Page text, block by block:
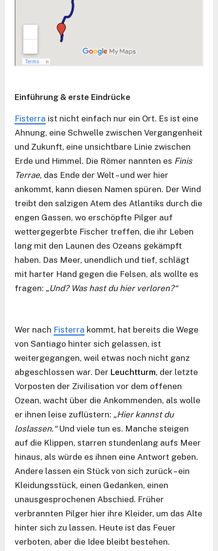
Einführung & erste Eindrücke
Fisterra ist nicht einfach nur ein Ort. Es ist eine
Ahnung, eine Schwelle zwischen Vergangenheit
und Zukunft, eine unsichtbare Linie zwischen
Erde und Himmel. Die Römer nannten es Finis
Terrae, das Ende der Welt – und wer hier
ankommt, kann diesen Namen spüren. Der Wind
treibt den salzigen Atem des Atlantiks durch die
engen Gassen, wo erschöpfte Pilger auf
wettergegerbte Fischer treffen, die ihr Leben
lang mit den Launen des Ozeans gekämpft
haben. Das Meer, unendlich und tief, schlägt
mit harter Hand gegen die Felsen, als wollte es
fragen: „Und? Was hast du hier verloren?“
Wer nach Fisterra kommt, hat bereits die Wege
von Santiago hinter sich gelassen, ist
weitergegangen, weil etwas noch nicht ganz
abgeschlossen war. Der Leuchtturm, der letzte
Vorposten der Zivilisation vor dem offenen
Ozean, wacht über die Ankommenden, als wolle
er ihnen leise zuflüstern: „Hier kannst du
loslassen.“Und viele tun es. Manche steigen
auf die Klippen, starren stundenlang aufs Meer
hinaus, als würde es ihnen eine Antwort geben.
Andere lassen ein Stück von sich zurück – ein
Kleidungsstück, einen Gedanken, einen
unausgesprochenen Abschied. Früher
verbrannten Pilger hier ihre Kleider, um das Alte
hinter sich zu lassen. Heute ist das Feuer
verboten, aber die Idee bleibt bestehen.